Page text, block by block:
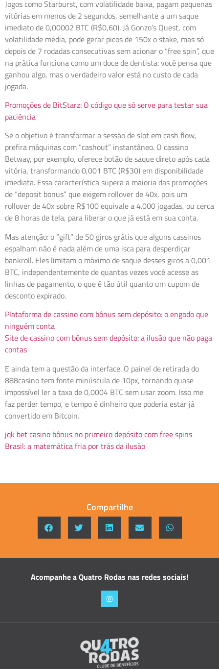
Jogos como Starburst, com volatilidade baixa, pagam pequenas
vitórias em menos de 2 segundos, semelhante a um saque
imediato de 0,00002 BTC (R$0,60). Já Gonzo’s Quest, com
volatilidade média, pode gerar picos de 150x o stake, mas só
depois de 7 rodadas consecutivas sem acionar o “free spin”, que
na prática funciona como um doce de dentista: você pensa que
ganhou algo, mas o verdadeiro valor está no custo de cada
jogada.
Promoções de BitStarz: O código que só serve para testar sua
paciência
Se o objetivo é transformar a sessão de slot em cash flow,
prefira máquinas com “cashout” instantâneo. O cassino
Betway, por exemplo, oferece botão de saque direto após cada
vitória, transformando 0,001 BTC (R$30) em disponibilidade
imediata. Essa característica supera a maioria das promoções
de “deposit bonus” que exigem rollover de 40x, pois um
rollover de 40x sobre R$100 equivale a 4.000 jogadas, ou cerca
de 8 horas de tela, para liberar o que já está em sua conta.
Mas atenção: o “gift” de 50 giros grátis que alguns cassinos
espalham não é nada além de uma isca para desperdiçar
bankroll. Eles limitam o máximo de saque desses giros a 0,001
BTC, independentemente de quantas vezes você acesse as
linhas de pagamento, o que é tão útil quanto um cupom de
desconto expirado.
Plataforma de cassino com bônus sem depósito: o engodo que
ninguém conta
Site de cassino com bônus sem depósito: a ilusão que não paga
contas
E ainda tem a questão da interface. O painel de retirada do
888casino tem fonte minúscula de 10px, tornando quase
impossível ler a taxa de 0,0004 BTC sem usar zoom. Isso me
faz perder tempo, e tempo é dinheiro que poderia estar já
convertido em Bitcoin.
jqk bet casino bônus no primeiro depósito com free spins
Brasil: a matemática fria por trás da ilusão
Compartilhe
Acompanhe a Quatro Rodas nas redes sociais!